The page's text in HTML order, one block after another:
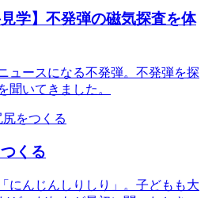
見学】不発弾の磁気探査を体
ュースになる不発弾。不発弾を探
聞いてきました。
くる
にんじんしりしり」。子どもも大